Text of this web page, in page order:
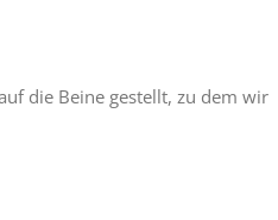
die Beine gestellt, zu dem wir